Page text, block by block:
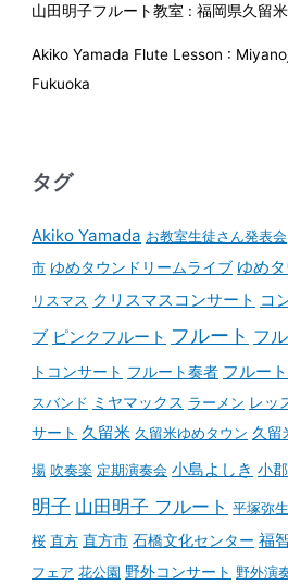
山田明子フルート教室 : 福岡県久留
Akiko Yamada Flute Lesson :
Fukuoka
タグ
Akiko Yamada お教室生徒さん発表会
市 ゆめタウンドリームライブ ゆめ
リスマス クリスマスコンサート コ
ブ ピンクフルート フルート フ
トコンサート フルート奏者 フルー
スバンド ミヤマックス ラーメン レッ
サート 久留米 久留米ゆめタウン 久留
場 吹奏楽 定期演奏会 小島よしき 小郡
明子 山田明子 フルート 平塚弥
桜 直方 直方市 石橋文化センター 福
フェア 花公園 野外コンサート 野外演